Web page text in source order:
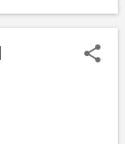
Kubur - Wakaf
🤣 Kedai pilihan
Ikan Bekok
kedai ni ialah